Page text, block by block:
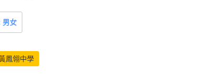
男女
鳳翎中學